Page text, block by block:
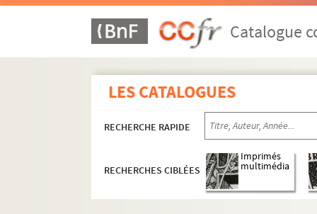
Catalogue
LES CATALOGUES
RECHERCHE RAPIDE
RECHERCHES CIBLÉES
Imprimés
multimédia